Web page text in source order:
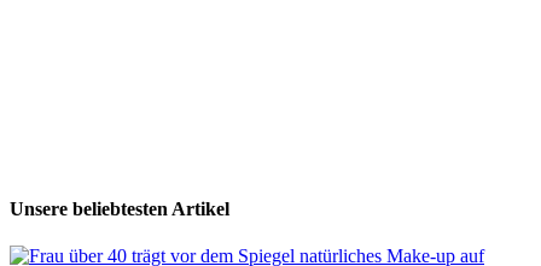
Unsere beliebtesten Artikel